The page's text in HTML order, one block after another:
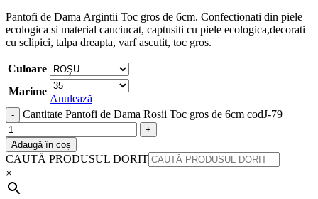
Pantofi de Dama Argintii Toc gros de 6cm. Confectionati din piele
ecologica si material cauciucat, captusiti cu piele ecologica,decorati
cu sclipici, talpa dreapta, varf ascutit, toc gros.
Culoare
Marime
Anulează
Cantitate Pantofi de Dama Rosii Toc gros de 6cm codJ-79
Adaugă în coș
CAUTĂ PRODUSUL DORIT
×